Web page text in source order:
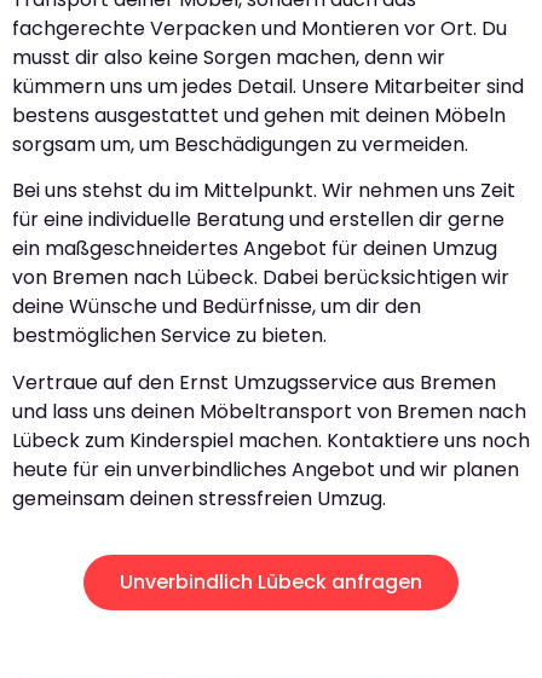
fachgerechte Verpacken und Montieren vor Ort. Du
musst dir also keine Sorgen machen, denn wir
kümmern uns um jedes Detail. Unsere Mitarbeiter sind
bestens ausgestattet und gehen mit deinen Möbeln
sorgsam um, um Beschädigungen zu vermeiden.
Bei uns stehst du im Mittelpunkt. Wir nehmen uns Zeit
für eine individuelle Beratung und erstellen dir gerne
ein maßgeschneidertes Angebot für deinen Umzug
von Bremen nach Lübeck. Dabei berücksichtigen wir
deine Wünsche und Bedürfnisse, um dir den
bestmöglichen Service zu bieten.
Vertraue auf den Ernst Umzugsservice aus Bremen
und lass uns deinen Möbeltransport von Bremen nach
Lübeck zum Kinderspiel machen. Kontaktiere uns noch
heute für ein unverbindliches Angebot und wir planen
gemeinsam deinen stressfreien Umzug.
Unverbindlich Lübeck anfragen